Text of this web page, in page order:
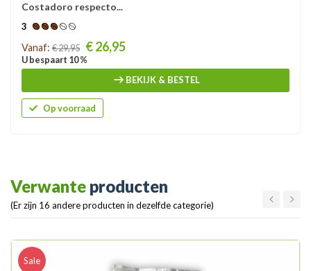
Costadoro respecto...
3
Prijs
Vanaf: € 29,95 € 26,95
U bespaart 10 %
BEKIJK & BESTEL
Op voorraad
Verwante producten
(Er zijn 16 andere producten in dezelfde categorie)
Sale